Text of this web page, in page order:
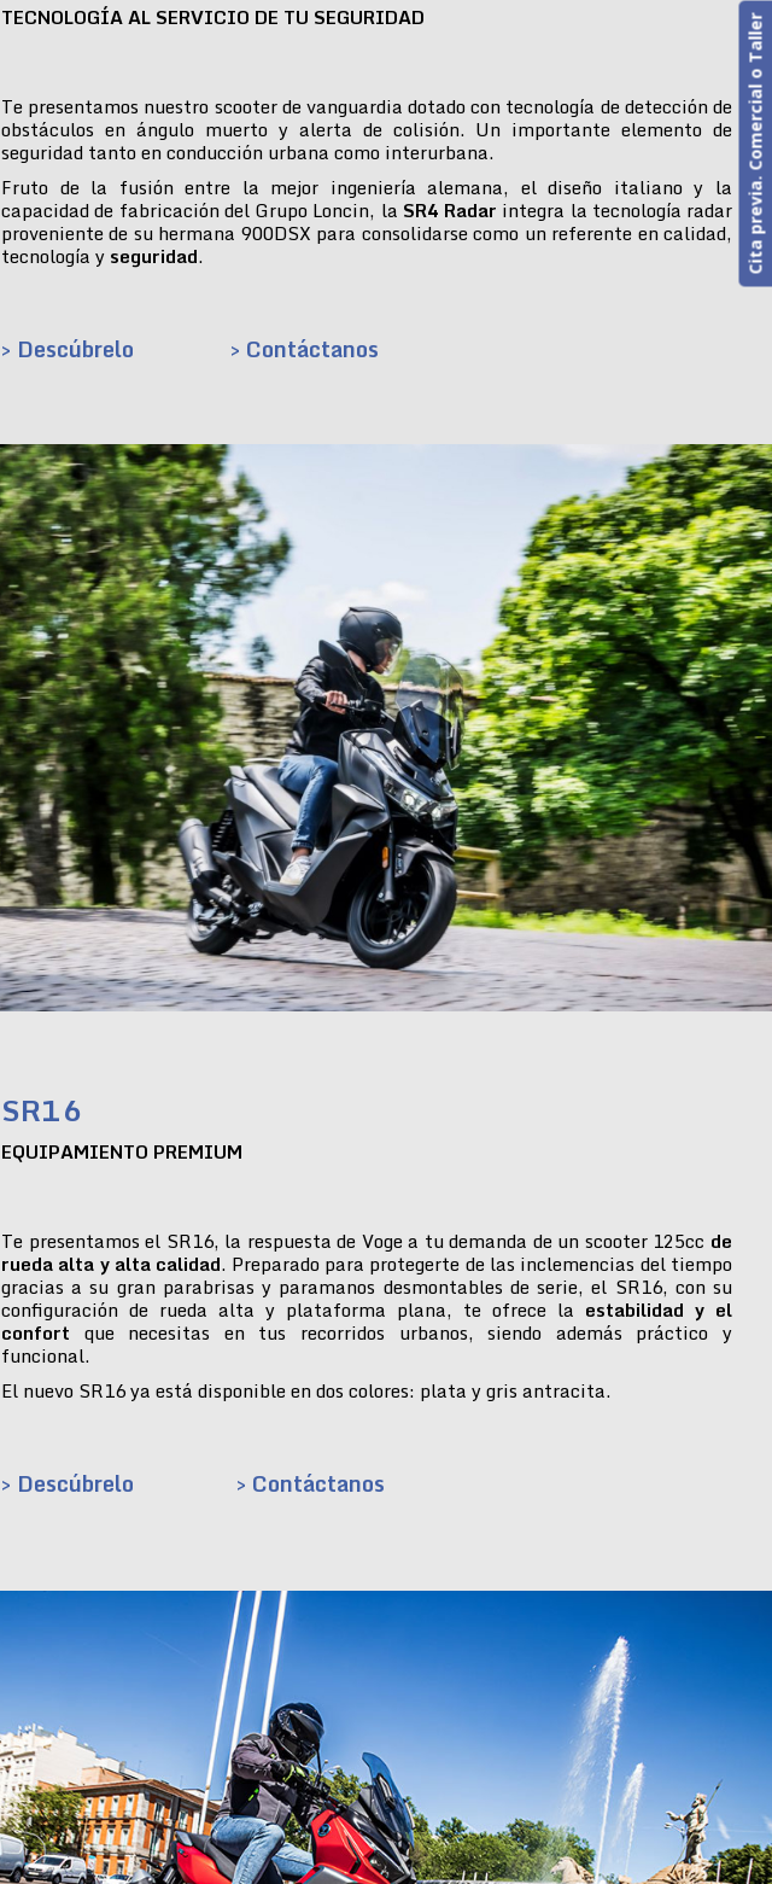
TECNOLOGÍA AL SERVICIO DE TU SEGURIDAD
Te presentamos nuestro scooter de vanguardia dotado con tecnología de detección de
obstáculos en ángulo muerto y alerta de colisión. Un importante elemento de
seguridad tanto en conducción urbana como interurbana.
Fruto de la fusión entre la mejor ingeniería alemana, el diseño italiano y la
capacidad de fabricación del Grupo Loncin, la SR4 Radar integra la tecnología radar
proveniente de su hermana 900DSX para consolidarse como un referente en calidad,
tecnología y seguridad.
> Descúbrelo > Contáctanos
SR16
EQUIPAMIENTO PREMIUM
Te presentamos el SR16, la respuesta de Voge a tu demanda de un scooter 125cc de
rueda alta y alta calidad. Preparado para protegerte de las inclemencias del tiempo
gracias a su gran parabrisas y paramanos desmontables de serie, el SR16, con su
configuración de rueda alta y plataforma plana, te ofrece la estabilidad y el
confort que necesitas en tus recorridos urbanos, siendo además práctico y
funcional.
El nuevo SR16 ya está disponible en dos colores: plata y gris antracita.
> Descúbrelo > Contáctanos
Cita previa. Comercial o Taller